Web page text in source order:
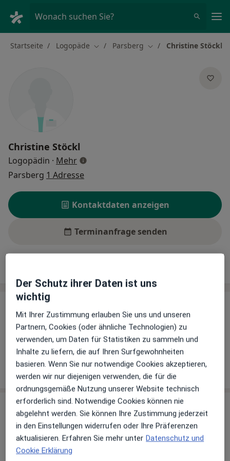
Wonach suchen Sie?
Startseite Logopäde Stadt ändern
Parsberg Stadt ändern
Christine Stöckl
Christine Stöckl
Logopädin · Mehrüber Spezialisierungen
Parsberg 1 Adresse
Kontaktdaten anzeigen
Terminanfrage senden
Leistungen
Keine Informationen über Leistungen und Kosten
Auf diesem Profil wurden noch keine Informationen
über Leistungen hinzugefügt.
Sind Sie Christine Stöckl? Arzt-Info
Hinterlegen Sie kostenlos ein Portraitbild, Ihre
Der Schutz ihrer Daten ist uns
wichtig
Mit Ihrer Zustimmung erlauben Sie uns und unseren
Partnern, Cookies (oder ähnliche Technologien) zu
verwenden, um Daten für Statistiken zu sammeln und
Inhalte zu liefern, die auf Ihren Surfgewohnheiten
basieren. Wenn Sie nur notwendige Cookies akzeptieren,
werden wir nur diejenigen verwenden, die für die
ordnungsgemäße Nutzung unserer Website technisch
erforderlich sind. Notwendige Cookies können nie
abgelehnt werden. Sie können Ihre Zustimmung jederzeit
in den Einstellungen widerrufen oder Ihre Präferenzen
aktualisieren. Erfahren Sie mehr unter Datenschutz und
Cookie Erklärung